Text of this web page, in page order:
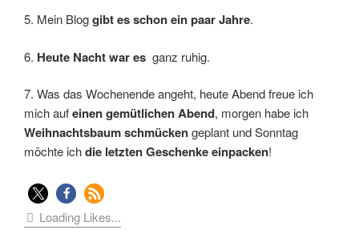
5. Mein Bloggibt es schon ein paar Jahre.
6. Heute Nacht war es ganz ruhig.
7. Was das Wochenende angeht, heute Abend freue ich
mich aufeinen gemütlichen Abend, morgen habe ich
Weihnachtsbaum schmückengeplant und Sonntag
möchte ichdie letzten Geschenke einpacken!
Loading Likes...